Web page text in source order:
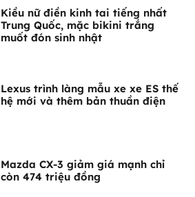
Kiều nữ điền kinh tai tiếng nhất
Trung Quốc, mặc bikini trắng
muốt đón sinh nhật
Lexus trình làng mẫu xe xe ES thế
hệ mới và thêm bản thuần điện
Mazda CX-3 giảm giá mạnh chỉ
còn 474 triệu đồng